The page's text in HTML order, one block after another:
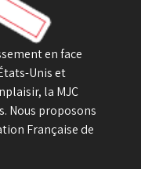
en face
Unis et
la MJC
Nous proposons
Française de